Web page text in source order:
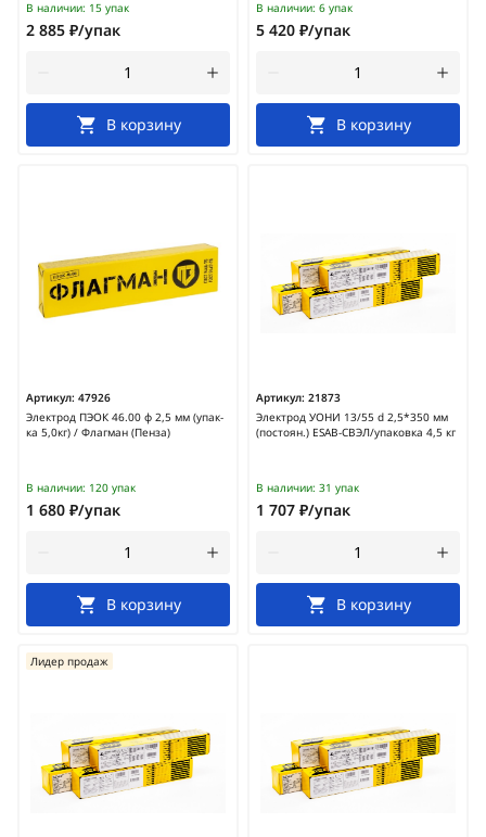
В наличии: 15 упак
2 885 ₽/упак
В корзину
В наличии: 6 упак
5 420 ₽/упак
В корзину
Артикул: 47926
Электрод ПЭОК 46.00 ф 2,5 мм (упак-
ка 5,0кг) / Флагман (Пенза)
В наличии: 120 упак
1 680 ₽/упак
В корзину
Артикул: 21873
Электрод УОНИ 13/55 d 2,5*350 мм
(постоян.) ESAB-СВЭЛ/упаковка 4,5 кг
В наличии: 31 упак
1 707 ₽/упак
В корзину
Лидер продаж